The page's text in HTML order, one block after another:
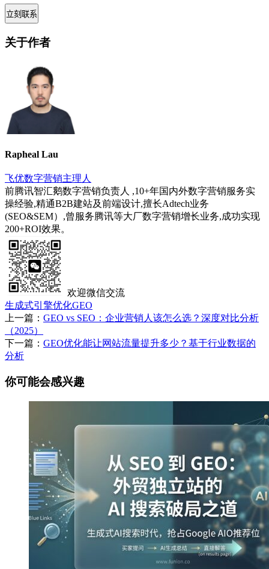
关于作者
Rapheal Lau
飞优数字营销主理人
前腾讯智汇鹅数字营销负责人 ,10+年国内外数字营销服务实
操经验,精通B2B建站及前端设计,擅长Adtech业务
(SEO&SEM）,曾服务腾讯等大厂数字营销增长业务,成功实现
200+ROI效果。
欢迎微信交流
生成式引擎优化GEO
上一篇： GEO vs SEO：企业营销人该怎么选？深度对比分析
（2025）
下一篇： GEO优化能让网站流量提升多少？基于行业数据的
分析
你可能会感兴趣